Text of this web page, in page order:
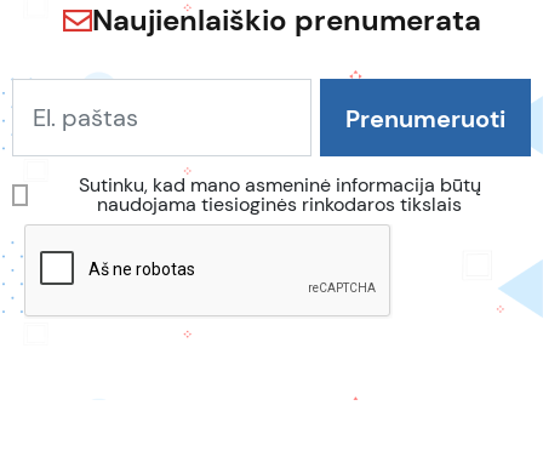
Naujienlaiškio prenumerata
Sutinku, kad mano asmeninė informacija būtų
naudojama tiesioginės rinkodaros tikslais